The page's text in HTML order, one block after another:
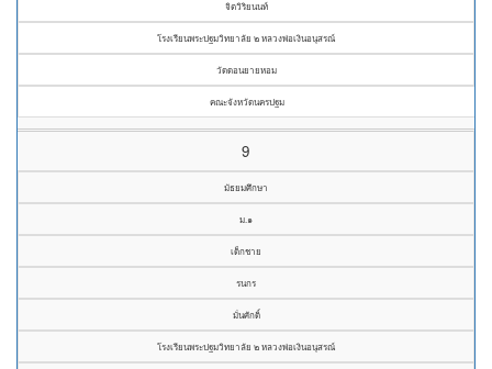
จิตวิริยนนท์
โรงเรียนพระปฐมวิทยาลัย ๒ หลวงพ่อเงินอนุสรณ์
วัดดอนยายหอม
คณะจังหวัดนครปฐม
9
มัธยมศึกษา
ม.๑
เด็กชาย
รนกร
มั่นศักดิ์
โรงเรียนพระปฐมวิทยาลัย ๒ หลวงพ่อเงินอนุสรณ์